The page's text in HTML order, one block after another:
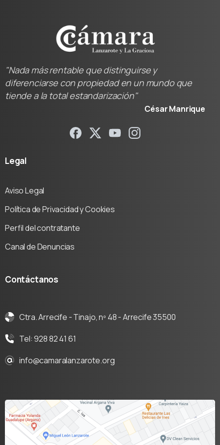
"Nada más rentable que distinguirse y
diferenciarse con propiedad en un mundo que
tiende a la total estandarización"
César Manrique
Legal
Aviso Legal
Política de Privacidad y Cookies
Perfil del contratante
Canal de Denuncias
Contáctanos
Ctra. Arrecife - Tinajo, nº 48 - Arrecife 35500
Tel: 928 82 41 61
info@camaralanzarote.org